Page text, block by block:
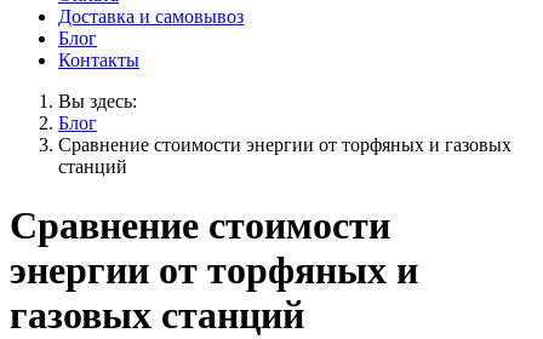
Доставка и самовывоз
Блог
Контакты
Вы здесь:
Блог
Сравнение стоимости энергии от торфяных и газовых
станций
Сравнение стоимости
энергии от торфяных и
газовых станций